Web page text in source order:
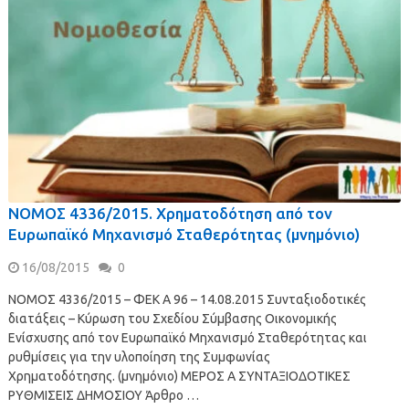
ΝOMOΣ 4336/2015. Χρηματοδότηση από τον
Ευρωπαϊκό Μηχανισμό Σταθερότητας (μνημόνιο)
16/08/2015 0
ΝOMOΣ 4336/2015 – ΦΕΚ A 96 – 14.08.2015 Συνταξιοδοτικές
διατάξεις – Κύρωση του Σχεδίου Σύμβασης Οικονομικής
Ενίσχυσης από τον Ευρωπαϊκό Μηχανισμό Σταθερότητας και
ρυθμίσεις για την υλοποίηση της Συμφωνίας
Χρηματοδότησης. (μνημόνιο) ΜΕΡΟΣ Α ΣΥΝΤΑΞΙΟΔΟΤΙΚΕΣ
ΡΥΘΜΙΣΕΙΣ ΔΗΜΟΣΙΟΥ Άρθρο …